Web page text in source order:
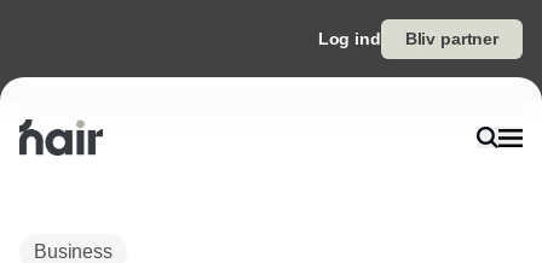
Log ind Bliv partner
Business